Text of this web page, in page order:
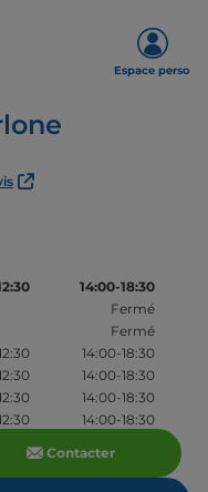
Espace perso
14:00-18:30
Fermé
Fermé
14:00-18:30
14:00-18:30
14:00-18:30
14:00-18:30
Contacter